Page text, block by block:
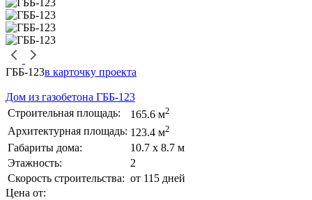
ГББ-123в карточку проекта
Дом из газобетона ГББ-123
Строительная площадь:
165.6 м2
Архитектурная площадь: 123.4 м2
Габариты дома:
10.7 х 8.7 м
Этажность:
2
Скорость строительства: от 115 дней
Цена от: